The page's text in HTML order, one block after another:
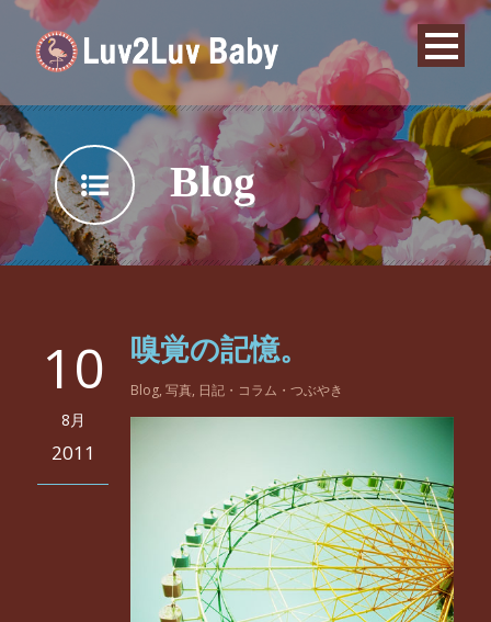
Blog
10
8月
2011
嗅覚の記憶。
Blog, 写真, 日記・コラム・つぶやき